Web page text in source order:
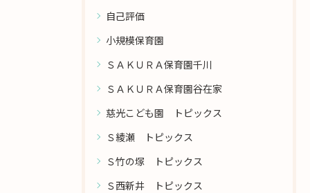
自己評価
小規模保育園
ＳＡＫＵＲＡ保育園千川
ＳＡＫＵＲＡ保育園谷在家
慈光こども園 トピックス
Ｓ綾瀬 トピックス
Ｓ竹の塚 トピックス
Ｓ西新井 トピックス